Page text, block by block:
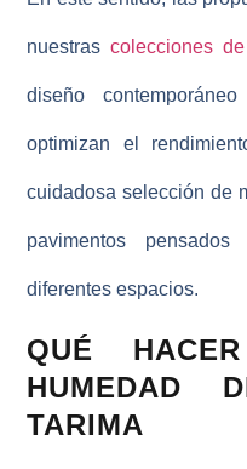
nuestrascolecciones
diseño
optimizan el
cuidadosa selección de
pavimentos
diferentes espacios.
QUÉ
HUMEDAD
TARIMA